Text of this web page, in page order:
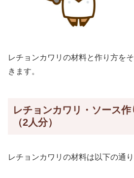
レチョンカワリの材料と作り方を
きます。
レチョンカワリ・ソース
（2人分）
レチョンカワリの材料は以下の通り